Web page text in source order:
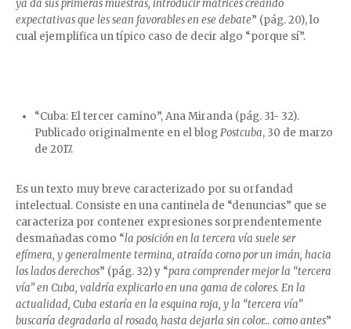
ya da sus primeras muestras, introducir matrices creando
expectativas que les sean favorables en ese debate” (pág. 20), lo
cual ejemplifica un típico caso de decir algo “porque sí”.
“Cuba: El tercer camino”, Ana Miranda (pág. 31- 32).
Publicado originalmente en el blogPostcuba, 30 de marzo
de 2017.
Es un texto muy breve caracterizado por su orfandad
intelectual. Consiste en una cantinela de “denuncias” que se
caracteriza por contener expresiones sorprendentemente
desmañadas como “la posición en la tercera vía suele ser
efímera, y generalmente termina, atraída como por un imán, hacia
los lados derechos” (pág. 32) y “para comprender mejor la “tercera
vía” en Cuba, valdría explicarlo en una gama de colores. En la
actualidad, Cuba estaría en la esquina roja, y la “tercera vía”
buscaría degradarla al rosado, hasta dejarla sin color… como antes”